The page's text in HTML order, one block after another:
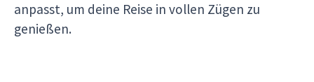
anpasst, um deine Reise in vollen Zügen zu
genießen.